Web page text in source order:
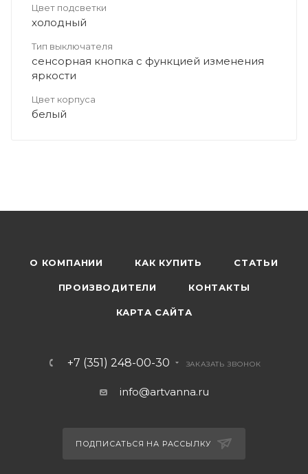
Цвет подсветки
холодный
Тип выключателя
сенсорная кнопка с функцией изменения
яркости
Цвет корпуса
белый
О КОМПАНИИ КАК КУПИТЬ СТАТЬИ
ПРОИЗВОДИТЕЛИ КОНТАКТЫ
КАРТА САЙТА
+7 (351) 248-00-30 ЗАКАЗАТЬ ЗВОНОК
info@artvanna.ru
ПОДПИСАТЬСЯ НА РАССЫЛКУ